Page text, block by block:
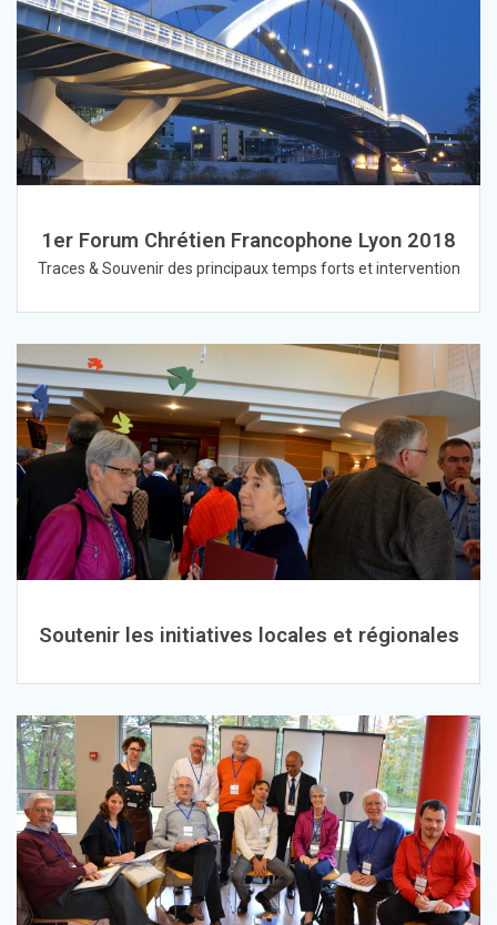
1er Forum Chrétien Francophone Lyon 2018
Traces & Souvenir des principaux temps forts et intervention
Soutenir les initiatives locales et régionales